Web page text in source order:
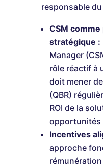
responsable du
CSM
stratégique :
Manager
rôle réactif à
doit mener
(QBR)
ROI de la
opportunités
Incentives
approche